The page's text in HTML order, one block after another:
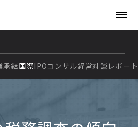
承継国際IPO コンサル経営対談 レポート